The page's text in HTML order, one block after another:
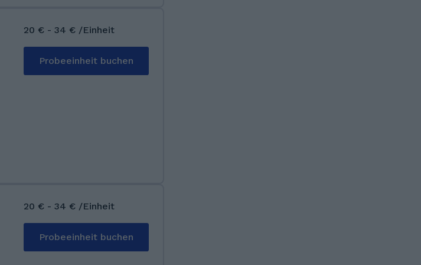
20 € - 34 € /Einheit
Probeeinheit buchen
20 € - 34 € /Einheit
Probeeinheit buchen